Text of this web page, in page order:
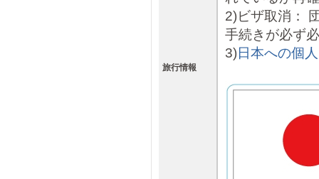
旅行情報
2)ビザ取消：
手続きが必ず
3) 日本への個